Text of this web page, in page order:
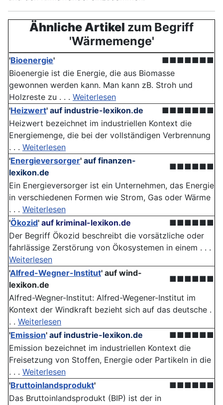
Ähnliche Artikel zum Begriff
'Wärmemenge'
'Bioenergie'
■■■■■■■
Bioenergie ist die Energie, die aus Biomasse
gewonnen werden kann. Man kann zB. Stroh und
Holzreste zu . . . Weiterlesen
'Heizwert' auf industrie-lexikon.de
■■■■■■■
Heizwert bezeichnet im industriellen Kontext die
Energiemenge, die bei der vollständigen Verbrennung
. . . Weiterlesen
'Energieversorger' auf finanzen-
lexikon.de
■■■■■■
Ein Energieversorger ist ein Unternehmen, das Energie
in verschiedenen Formen wie Strom, Gas oder Wärme
. . . Weiterlesen
'Ökozid' auf kriminal-lexikon.de
■■■■■■
Der Begriff Ökozid beschreibt die vorsätzliche oder
fahrlässige Zerstörung von Ökosystemen in einem . . .
Weiterlesen
'Alfred-Wegner-Institut' auf wind-
lexikon.de
■■■■■■
Alfred-Wegner-Institut: Alfred-Wegener-Institut im
Kontext der Windkraft bezieht sich auf das deutsche .
. . Weiterlesen
'Emission' auf industrie-lexikon.de
■■■■■■
Emission bezeichnet im industriellen Kontext die
Freisetzung von Stoffen, Energie oder Partikeln in die
. . . Weiterlesen
'Bruttoinlandsprodukt'
■■■■■■
Das Bruttoinlandsprodukt (BIP) ist der in